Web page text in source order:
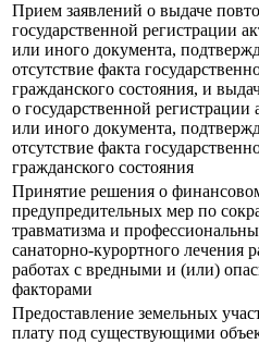
Прием заявлений о выдаче
государственной регистрации
или иного документа,
отсутствие факта
гражданского состояния, и
о государственной регистрации
или иного документа,
отсутствие факта
гражданского состояния
Принятие решения о
предупредительных мер по
травматизма и
санаторно-курортного лечения
работах с вредными и (или)
факторами
Предоставление земельных
плату под существующими